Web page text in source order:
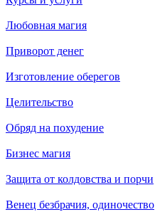
Любовная магия
Приворот денег
Изготовление оберегов
Целительство
Обряд на похудение
Бизнес магия
Защита от колдовства и порчи
Венец безбрачия, одиночество